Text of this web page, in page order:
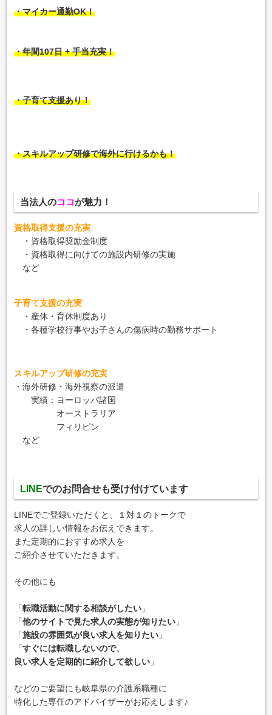
・マイカー通勤OK！
・年間107日 + 手当充実！
・子育て支援あり！
・スキルアップ研修で海外に行けるかも！
当法人のココが魅力！
資格取得支援の充実
・資格取得奨励金制度
・資格取得に向けての施設内研修の実施
など
子育て支援の充実
・産休・育休制度あり
・各種学校行事やお子さんの傷病時の勤務サポート
スキルアップ研修の充実
・海外研修・海外視察の派遣
実績：ヨーロッパ諸国
オーストラリア
フィリピン
など
LINEでのお問合せも受け付けています
LINEでご登録いただくと、１対１のトークで
求人の詳しい情報をお伝えできます。
また定期的におすすめ求人を
ご紹介させていただきます。
その他にも
「転職活動に関する相談がしたい 」
「他のサイトで見た求人の実態が知りたい 」
「施設の雰囲気が良い求人を知りたい 」
「すぐには転職しないので、
良い求人を定期的に紹介して欲しい 」
などのご要望にも岐阜県の介護系職種に
特化した専任のアドバイザーがお応えします♪